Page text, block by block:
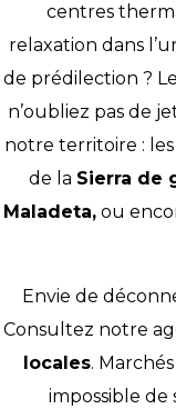
centres
relaxation dans
de prédilection ? Le
n’oubliez pas de
notre territoire : les
de la Sierra de
Maladeta, ou
Envie de
Consultez notre
locales.
impossible de